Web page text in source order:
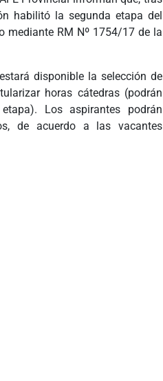
habilitó la segunda etapa del
mediante RM Nº 1754/17 de la
disponible la selección de
horas cátedras (podrán
Los aspirantes podrán
de acuerdo a las vacantes